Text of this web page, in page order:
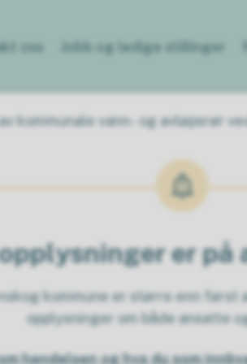
oss Jobb og ledige stillinger
kommunale vann- og avløpsrør
er
kommune er større enn
opplysninger om både ansatte
hendelsen og hva du som